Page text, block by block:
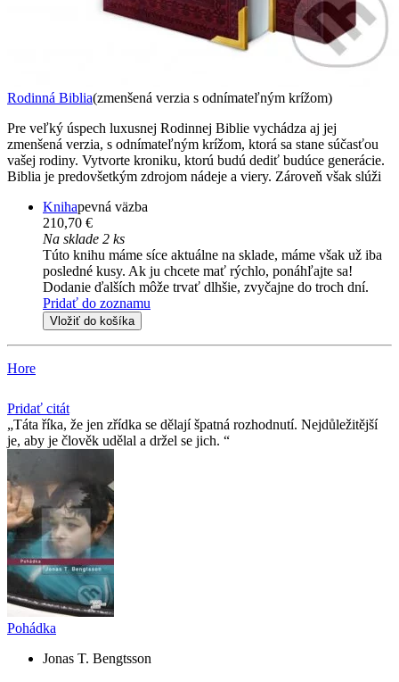
Rodinná Biblia(zmenšená verzia s odnímateľným krížom)
Pre veľký úspech luxusnej Rodinnej Biblie vychádza aj jej
zmenšená verzia, s odnímateľným krížom, ktorá sa stane súčasťou
vašej rodiny. Vytvorte kroniku, ktorú budú dediť budúce generácie.
Biblia je predovšetkým zdrojom nádeje a viery. Zároveň však slúži
Knihapevná väzba
210,70 €
Na sklade 2 ks
Túto knihu máme síce aktuálne na sklade, máme však už iba
posledné kusy. Ak ju chcete mať rýchlo, ponáhľajte sa!
Dodanie ďalších môže trvať dlhšie, zvyčajne do troch dní.
Pridať do zoznamu
Vložiť do košíka
Hore
Pridať citát
Táta říka, že jen zřídka se dělají špatná rozhodnutí. Nejdůležitější
je, aby je člověk udělal a držel se jich.
Pohádka
Jonas T. Bengtsson